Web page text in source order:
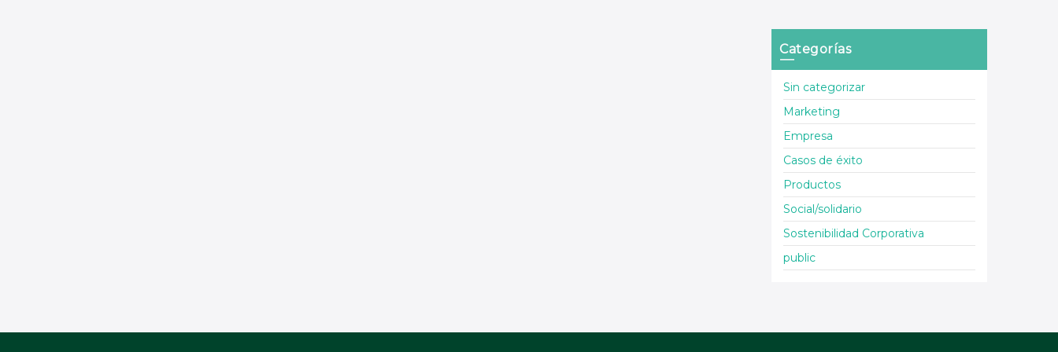
Categorías
Sin categorizar
Marketing
Empresa
Casos de éxito
Productos
Social/solidario
Sostenibilidad Corporativa
public